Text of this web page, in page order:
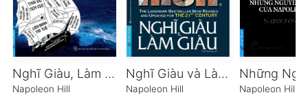
Nghĩ Giàu, Làm Giàu Và Những Trải Nghiệm Ở Việt Nam
Napoleon Hill
Nghĩ Giàu và Làm Giàu
Napoleon Hill Napoleon Hill